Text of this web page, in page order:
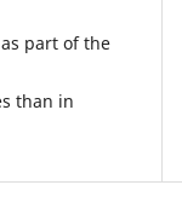
part of the
than in